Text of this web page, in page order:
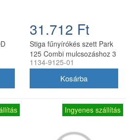
31.712 Ft
Stiga fűnyírókés szett Park
125 Combi mulcsozáshoz 3
db
1134-9125-01
Ingyenes szállítás